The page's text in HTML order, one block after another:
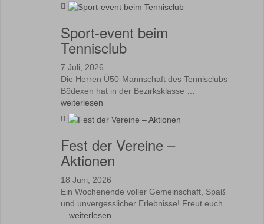
Sport-event beim
Tennisclub
7 Juli, 2026
Die Herren Ü50-Mannschaft des Tennisclubs
Bödexen hat in der Bezirksklasse …
weiterlesen
Fest der Vereine –
Aktionen
18 Juni, 2026
Ein Wochenende voller Gemeinschaft, Spaß
und unvergesslicher Erlebnisse! Freut euch
…weiterlesen